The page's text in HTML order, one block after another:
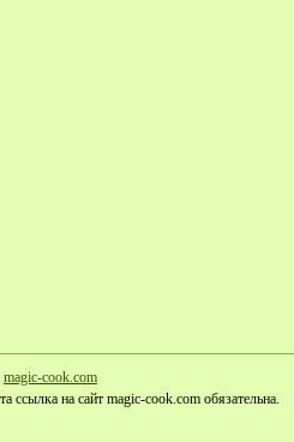
magic-cook.com
ссылка на сайт magic-cook.com обязательна.